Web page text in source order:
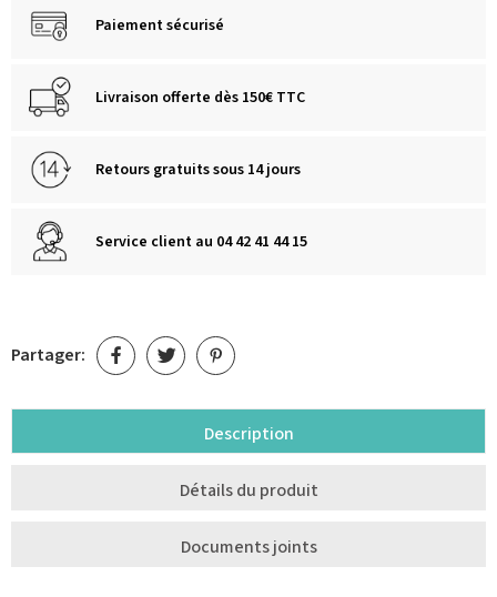
Paiement sécurisé
Livraison offerte dès 150€ TTC
Retours gratuits sous 14 jours
Service client au 04 42 41 44 15
Partager:
Description
Détails du produit
Documents joints